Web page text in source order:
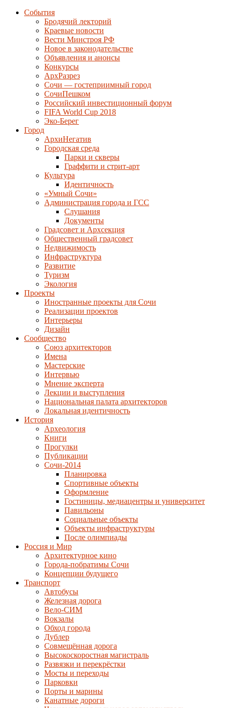
События
Бродячий лекторий
Краевые новости
Вести Минстроя РФ
Новое в законодательстве
Объявления и анонсы
Конкурсы
АрхРазрез
Сочи — гостеприимный город
СочиПешком
Российский инвестиционный форум
FIFA World Cup 2018
Эко-Берег
Город
АрхиНегатив
Городская среда
Парки и скверы
Граффити и стрит-арт
Культура
Идентичность
«Умный Сочи»
Администрация города и ГСС
Слушания
Документы
Градсовет и Архсекция
Общественный градсовет
Недвижимость
Инфраструктура
Развитие
Туризм
Экология
Проекты
Иностранные проекты для Сочи
Реализации проектов
Интерьеры
Дизайн
Сообщество
Союз архитекторов
Имена
Мастерские
Интервью
Мнение эксперта
Лекции и выступления
Национальная палата архитекторов
Локальная идентичность
История
Археология
Книги
Прогулки
Публикации
Сочи-2014
Планировка
Спортивные объекты
Оформление
Гостиницы, медиацентры и университет
Павильоны
Социальные объекты
Объекты инфраструктуры
После олимпиады
Россия и Мир
Архитектурное кино
Города-побратимы Сочи
Концепции будущего
Транспорт
Автобусы
Железная дорога
Вело-СИМ
Вокзалы
Обход города
Дублер
Совмещённая дорога
Высокоскоростная магистраль
Развязки и перекрёстки
Мосты и переходы
Парковки
Порты и марины
Канатные дороги